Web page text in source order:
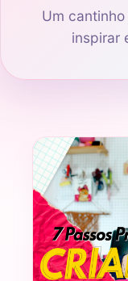
Um
inspirar